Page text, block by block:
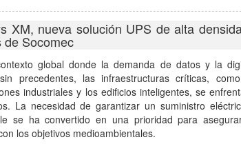
XM, nueva solución UPS de alta
de Socomec
global donde la demanda de datos y la
precedentes, las infraestructuras críticas,
industriales y los edificios inteligentes, se
La necesidad de garantizar un suministro
se ha convertido en una prioridad para
los objetivos medioambientales.